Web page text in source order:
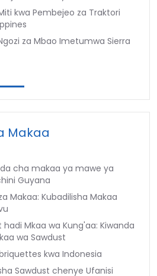
kwa Pembejeo za Traktori
za Mbao Imetumwa Sierra
Makaa
cha makaa ya mawe ya
Guyana
Makaa: Kubadilisha Makaa
Mkaa wa Kung'aa: Kiwanda
wa Sawdust
kwa Indonesia
Sawdust chenye Ufanisi